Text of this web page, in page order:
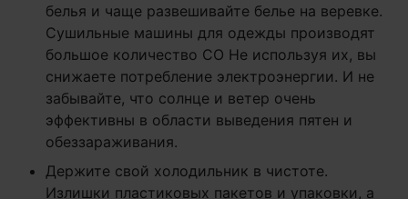
белья и чаще развешивайте белье на веревке.
Сушильные машины для одежды производят
большое количество CO Не используя их, вы
снижаете потребление электроэнергии. И не
забывайте, что солнце и ветер очень
эффективны в области выведения пятен и
обеззараживания.
Держите свой холодильник в чистоте.
Излишки пластиковых пакетов и упаковки, а